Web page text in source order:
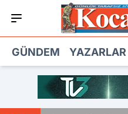
GÜNDEM YAZARLAR